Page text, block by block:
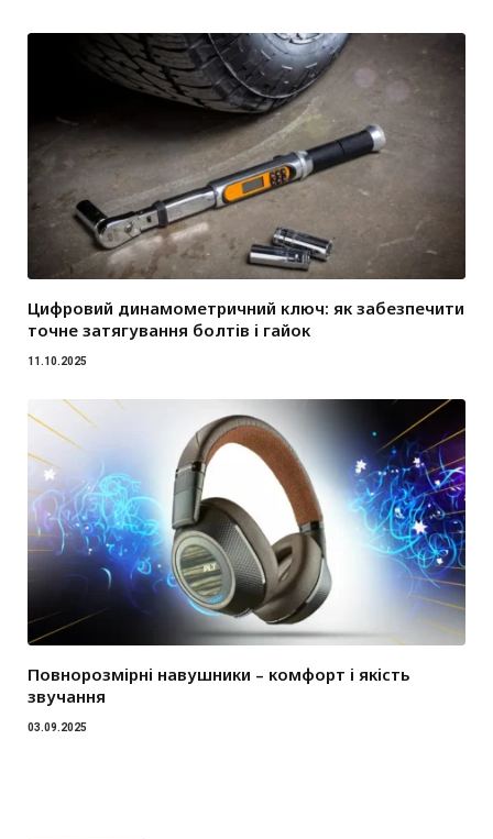
Цифровий динамометричний ключ: як забезпечити
точне затягування болтів і гайок
11.10.2025
Повнорозмірні навушники – комфорт і якість
звучання
03.09.2025